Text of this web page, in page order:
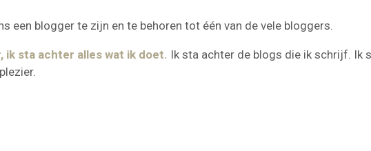
een blogger te zijn en te behoren tot één van de vele bloggers.
ik sta achter alles wat ik doet. Ik sta achter de blogs die ik schrijf. Ik